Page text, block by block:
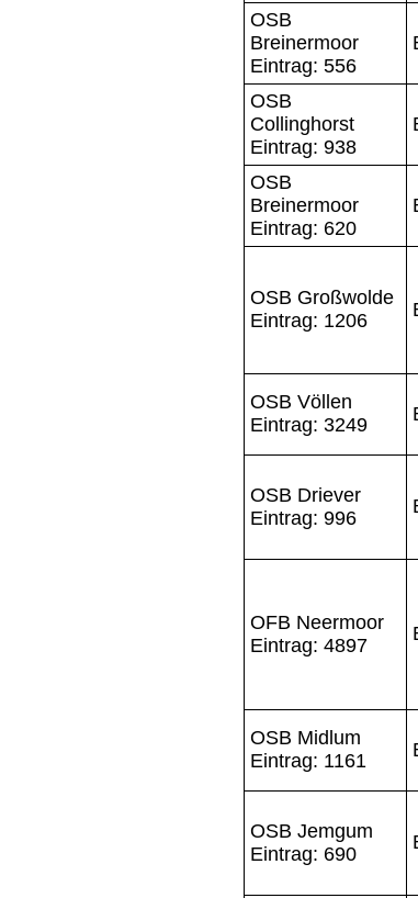
OSB
Breinermoor
Eintrag: 556
OSB
Collinghorst
Eintrag: 938
OSB
Breinermoor
Eintrag: 620
OSB Großwolde
Eintrag: 1206
OSB Völlen
Eintrag: 3249
OSB Driever
Eintrag: 996
OFB Neermoor
Eintrag: 4897
OSB Midlum
Eintrag: 1161
OSB Jemgum
Eintrag: 690